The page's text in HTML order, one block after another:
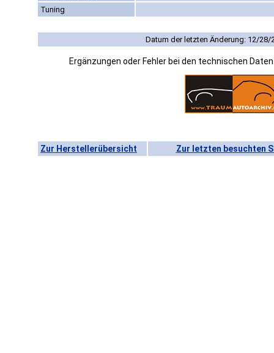
Tuning
Datum der letzten Änderung: 12/28/
Ergänzungen oder Fehler bei den technischen
Zur Herstellerübersicht Zur letzten besuchten